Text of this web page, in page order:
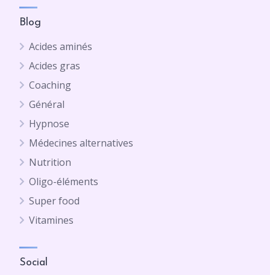
Blog
Acides aminés
Acides gras
Coaching
Général
Hypnose
Médecines alternatives
Nutrition
Oligo-éléments
Super food
Vitamines
Social